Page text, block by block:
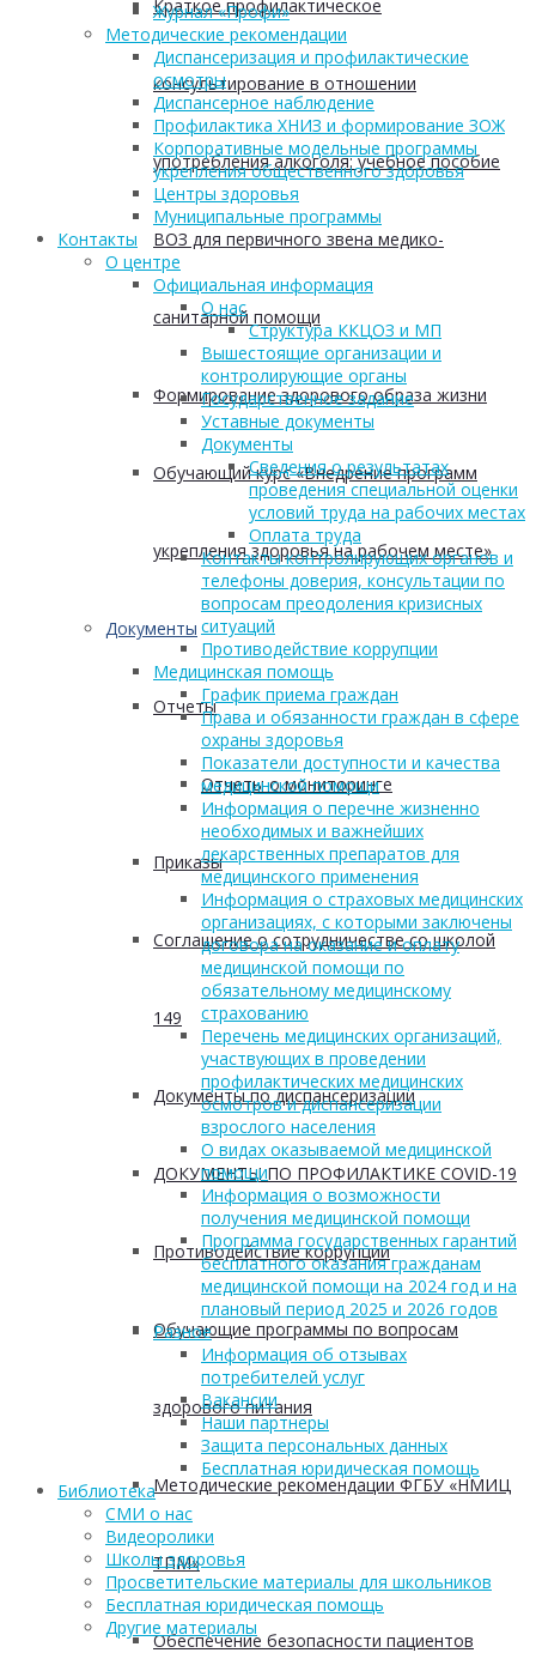
Краткое профилактическое
консультирование в отношении
употребления алкоголя: учебное пособие
ВОЗ для первичного звена медико-
санитарной помощи
Формирование здорового образа жизни
Обучающий курс «Внедрение программ
укрепления здоровья на рабочем месте»
Документы
Отчеты
Отчеты о мониторинге
Приказы
Соглашение о сотрудничестве со школой
149
Документы по диспансеризации
ДОКУМЕНТЫ ПО ПРОФИЛАКТИКЕ COVID-19
Противодействие коррупции
Обучающие программы по вопросам
здорового питания
Методические рекомендации ФГБУ «НМИЦ
ТПМ»
Обеспечение безопасности пациентов
Журнал «Профи»
Методические рекомендации
Диспансеризация и профилактические
осмотры
Диспансерное наблюдение
Профилактика ХНИЗ и формирование ЗОЖ
Корпоративные модельные программы
укрепления общественного здоровья
Центры здоровья
Муниципальные программы
Контакты
О центре
Официальная информация
О нас
Структура ККЦОЗ и МП
Вышестоящие организации и
контролирующие органы
Государственное задание
Уставные документы
Документы
Сведения о результатах
проведения специальной оценки
условий труда на рабочих местах
Оплата труда
Контакты контролирующих органов и
телефоны доверия, консультации по
вопросам преодоления кризисных
ситуаций
Противодействие коррупции
Медицинская помощь
График приема граждан
Права и обязанности граждан в сфере
охраны здоровья
Показатели доступности и качества
медицинской помощи
Информация о перечне жизненно
необходимых и важнейших
лекарственных препаратов для
медицинского применения
Информация о страховых медицинских
организациях, с которыми заключены
договора на оказание и оплату
медицинской помощи по
обязательному медицинскому
страхованию
Перечень медицинских организаций,
участвующих в проведении
профилактических медицинских
осмотров и диспансеризации
взрослого населения
О видах оказываемой медицинской
помощи
Информация о возможности
получения медицинской помощи
Программа государственных гарантий
бесплатного оказания гражданам
медицинской помощи на 2024 год и на
плановый период 2025 и 2026 годов
Разное
Информация об отзывах
потребителей услуг
Вакансии
Наши партнеры
Защита персональных данных
Бесплатная юридическая помощь
Библиотека
СМИ о нас
Видеоролики
Школы здоровья
Просветительские материалы для школьников
Бесплатная юридическая помощь
Другие материалы